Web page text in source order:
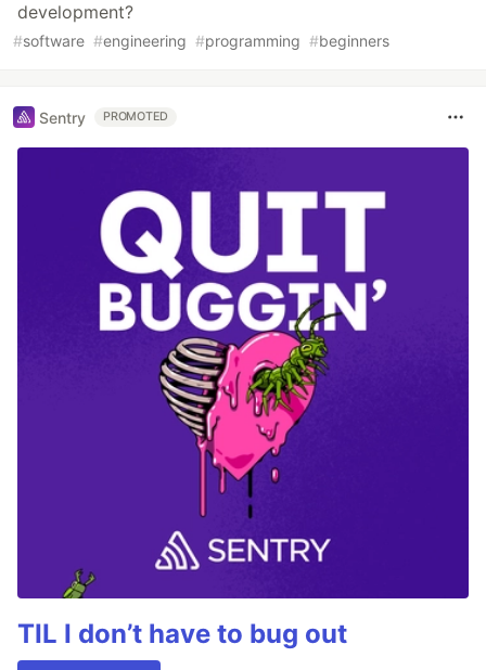
development?
#software #engineering #programming #beginners
Sentry PROMOTED
TIL I don’t have to bug out